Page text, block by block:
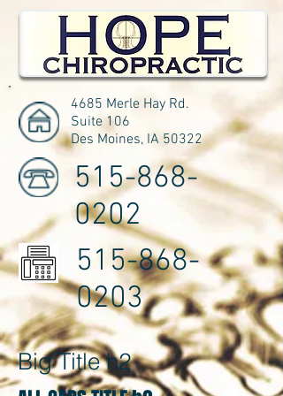
4685 Merle Hay Rd.
Suite 106
Des Moines, IA 50322
515-868-
0202
515-868-
0203
Big Title h2